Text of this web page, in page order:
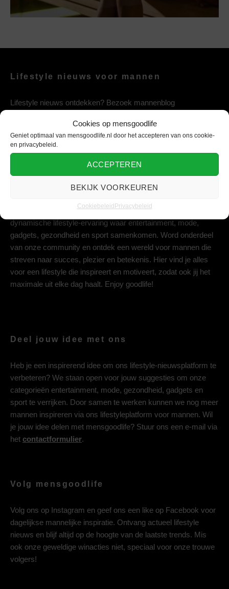
Cookies op mensgoodlife
Geniet optimaal van mensgoodlife.nl door het accepteren van ons cookie-
en privacybeleid.
ACCEPTEREN
BEKIJK VOORKEUREN
Cookiebeleid Privacybeleid
Lifestyle nieuws voor mannen
Lifestyle nieuws ontdekken? Bezoek mannenblog
entertainment, mode, gezondheid, gadgets en sport.
Lifestyle platform voor de moderne man
voor dagelijkse inspiratie. Laat je meeslepen in een
dynamische lifestyle-ervaring waar entertainment, mode,
gadgets, gezondheid en sport samenkomen. Word onderdeel
van onze community en ontdek een wereld voor mannen die
streven naar succes, plezier en betekenis. Hier vind je alles
voor een lifestyle die inspireert en motiveert, zodat ook jij het
maximale uit elke dag haalt. Enjoy goodlife!
Deel jouw idee met ons
Heb je een inspirerend idee om ons lifestyle-nieuwsplatform te
verbeteren? We staan open voor jouw suggesties om onze
categorieën entertainment, mode, gezondheid, gadgets en
sport te verrijken. Door samen te werken kunnen we nog meer
mannen inspireren via ons lifestyleplatform voor mannen. Wil
je jouw idee delen met mensgoodlife? Stuur ons een e-mail via
het contactformulier.
Volg mensgoodlife
Volg ons op Instagram en geef ons een like op Facebook voor
dagelijkse mannelijke inspiratie. Ontvang actueel lifestyle
nieuws en blijf altijd op de hoogte van de laatste trends. Mis
ook onze geweldige winacties niet, speciaal voor onze trouwe
volgers!